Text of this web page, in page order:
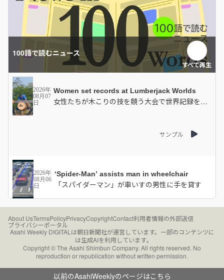
100語で読むニュース
すべて再生
2026年
08月07
日
Women set records at Lumberjack Worlds
女性たちが木こりの技を競う大会で世界記録を達
サンプル
2026年
08月06
日
‘Spider-Man’ assists man in wheelchair
「スパイダーマン」が車いすの男性に手を貸す
サンプル
2026年
日
Town boasts the world’s tallest nutcracker
世界で最も背が高いくるみ割り人形を誇る町
About UsTermsPolicyPrivacyCopyrightContact利用者情報の外部送信
プライバシーポータル
Asahi Weekly DIGITALは朝日新聞社が運営しています。 一部のコンテンツに
は生成AIを利用しています｡
Copyright © The Asahi Shimbun Company. All rights reserved. No
reproduction or republication without written permission.
以前のAsahiWeeklyのページはこちら